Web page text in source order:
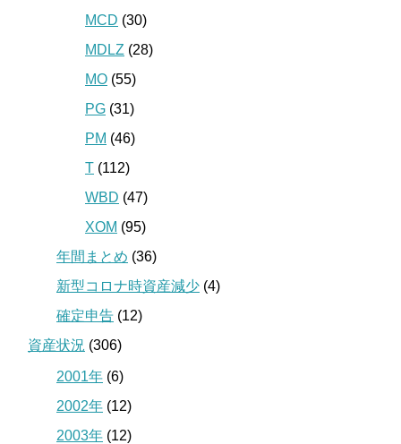
MCD (30)
MDLZ (28)
MO (55)
PG (31)
PM (46)
T (112)
WBD (47)
XOM (95)
年間まとめ (36)
新型コロナ時資産減少 (4)
確定申告 (12)
資産状況 (306)
2001年 (6)
2002年 (12)
2003年 (12)